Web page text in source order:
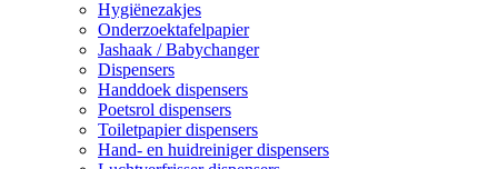
Hygiënezakjes
Onderzoektafelpapier
Jashaak / Babychanger
Dispensers
Handdoek dispensers
Poetsrol dispensers
Toiletpapier dispensers
Hand- en huidreiniger dispensers